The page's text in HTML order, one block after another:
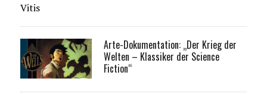
Vitis
Arte-Dokumentation: „Der Krieg der
Welten – Klassiker der Science
Fiction“